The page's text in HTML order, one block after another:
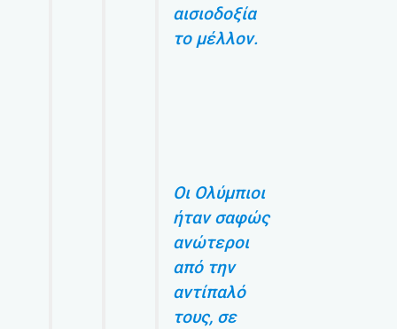
αισιοδοξία
το μέλλον.
Οι Ολύμπιοι
ήταν σαφώς
ανώτεροι
από την
αντίπαλό
τους, σε